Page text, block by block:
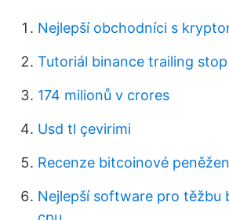
Nejlepší obchodníci s
Tutoriál binance trailing stop
174 milionů v crores
Usd tl çevirimi
Recenze bitcoinové
Nejlepší software pro těžbu